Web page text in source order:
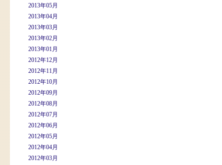
2013年05月
2013年04月
2013年03月
2013年02月
2013年01月
2012年12月
2012年11月
2012年10月
2012年09月
2012年08月
2012年07月
2012年06月
2012年05月
2012年04月
2012年03月